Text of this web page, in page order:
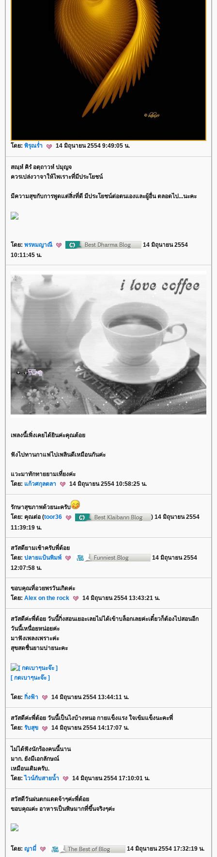
ดย: พิรุณร่ำ 14 มิถุนายน 2554 9:49:05 น.
สณฺหํ คิรํ อตฺถาวหํ ปมุญจ
ควรเปล่งวาจาให้ไพเราะที่มีประโยชน์
มีความสุขกับการพูดแต่สิ่งที่ดี มีประโยชน์ต่อตนเองและผู้อื่น ตลอดไป...นะคะ
ดย: พรหมญาณี
14 มิถุนายน 2554
10:11:45 น.
เพลงนี้เพิ่งเคยได้ยินค่ะคุณต้อ
ฟังไปทานกาแฟไปเพลินดีเหมือนกันค่ะ
วะมาทักทายยามเที่ยงค่ะ
ดย: ก้วศกุลตลา 14 มิถุนายน 2554 10:58:25 น.
รักษาสุขภาพด้วยนะครับ
ดย: คุณต่อ (toor36
) 14 มิถุนายน 2554
11:39:19 น.
สวัสดียามเช้าครับพี่ต้อ
ดย: ปลายแป้นพิมพ์
14 มิถุนายน 2554
12:07:58 น.
ขอบคุณที่อวยพรวันเกิดค่ะ
ดย: Alex on the rock 14 มิถุนายน 2554 13:43:21 น.
สวัสดีค่ะพี่ต้อย วันนี้กิ่งสอนเยอะเลยไม่ได้เข้าบล็อกเลยค่ะเดี๋ยวก็ต้องไปสอนอีก
วันนี้เหนื่อยหน่อยค่ะ
มาฟังเพลงเพราะค่ะ
สุขสดชื่นยามบ่ายนะคะ
[ กดเบาๆนะจ๊ะ ]
ดย: กิ่งฟ้า 14 มิถุนายน 2554 13:44:11 น.
สวัสดีค่ะพี่ต้อย วันนี้เป็นไงบ้างหนอ กายแข็งแรง ใจเข้มแข็งนะคะพี่
ดย: รับสุข 14 มิถุนายน 2554 14:17:07 น.
ไม่ได้ฟังนักร้องคนนี้นาน
มาก. ยังมีเอกลักษณ์
เหมือนเดิมครับ.
ดย:ไวน์กับสายน้ำ 14 มิถุนายน 2554 17:10:01 น.
สวัสดีวันฝนตกแดดจ้าๆค่ะพี่ต้อ
ขอบคุณค่ะ อาหารเป็นพิษมากที่ขึ้นจริงๆค่ะ
ดย: ญามี่ 14 มิถุนายน 2554 17:32:19 น.